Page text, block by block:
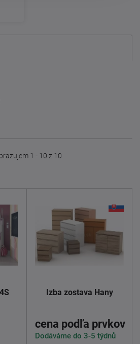
1 - 10 z 10
Izba zostava Hany
cena podľa prvkov
Dodáváme do 3-5 týdnů